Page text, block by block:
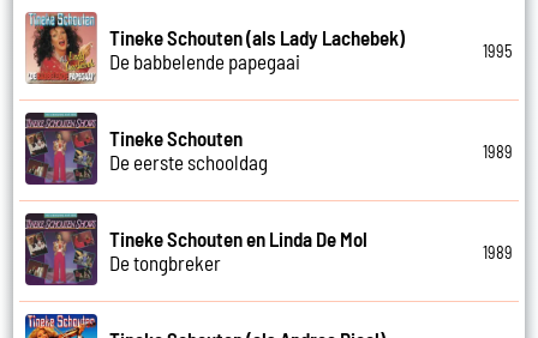
Tineke Schouten (als Lady Lachebek)
De babbelende papegaai
1995
Tineke Schouten
De eerste schooldag
1989
Tineke Schouten en Linda De Mol
De tongbreker
1989